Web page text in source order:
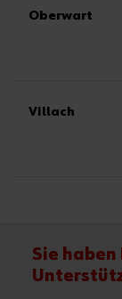
Oberwart
Villach
Sie